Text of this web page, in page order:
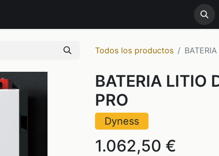
Todos los productos
BATERIA LITIO
PRO
Dyness
1.062,50 €